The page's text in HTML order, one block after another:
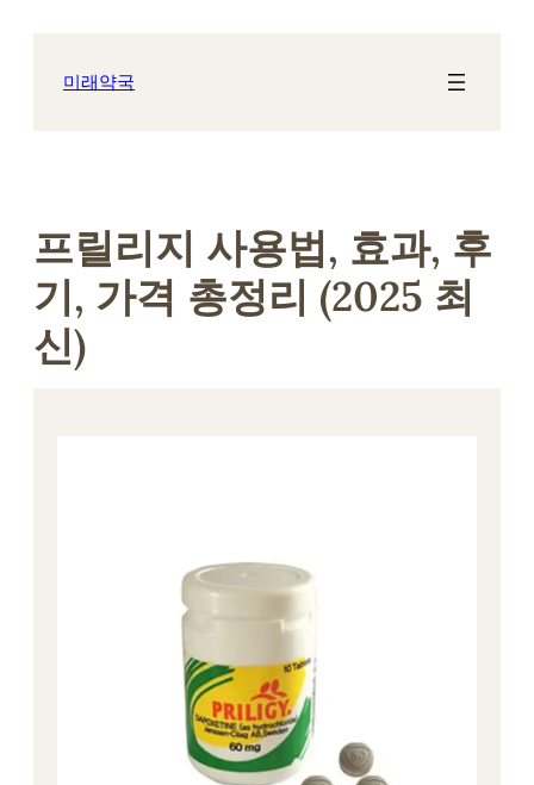
미래약국
프릴리지 사용법, 효과, 후
기, 가격 총정리 (2025 최
신)